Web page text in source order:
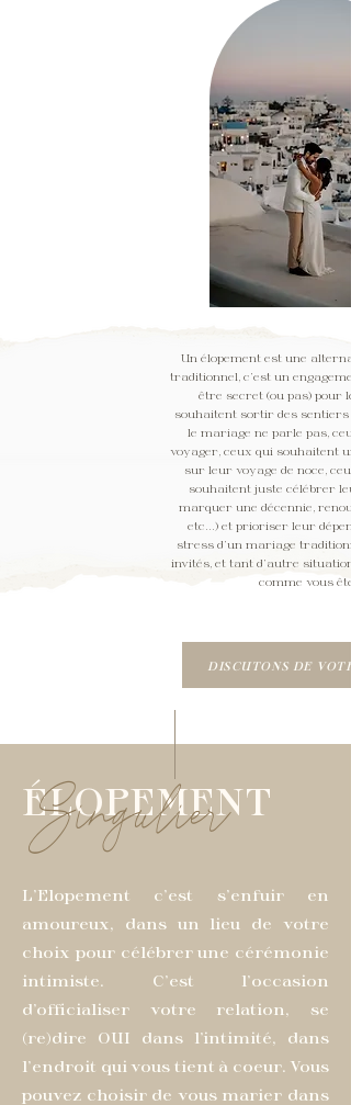
Un élopement est une
traditionnel, c'est un
être secret (ou pas) pour
souhaitent sortir des sentiers
le mariage ne parle pas,
voyager, ceux qui souhaitent
sur leur voyage de noce,
souhaitent juste célébrer
marquer une décennie,
etc...) et prioriser leur
stress d'un mariage
invités, et tant d'autre
comme vous
DISCUTONS DE
ÉLOPEMENT
Singulier
L'Elopement c'est s'enfuir en
amoureux, dans un lieu de votre
choix pour célébrer une cérémonie
intimiste. C'est l'occasion
d’officialiser votre relation, se
(re)dire OUI dans l’intimité, dans
l'endroit qui vous tient à coeur. Vous
pouvez choisir de vous marier dans